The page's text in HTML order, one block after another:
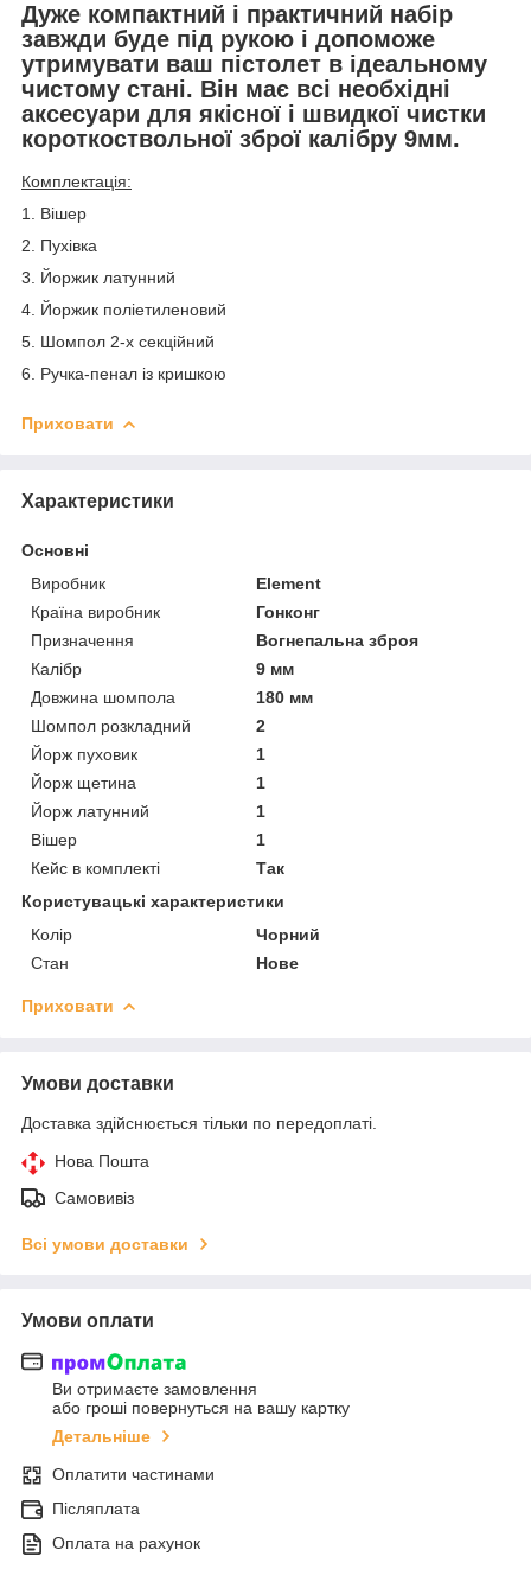
Дуже компактний і практичний набір
завжди буде під рукою і допоможе
утримувати ваш пістолет в ідеальному
чистому стані. Він має всі необхідні
аксесуари для якісної і швидкої чистки
короткоствольної зброї калібру 9мм.
Комплектація:
1. Вішер
2. Пухівка
3. Йоржик латунний
4. Йоржик поліетиленовий
5. Шомпол 2-х секційний
6. Ручка-пенал із кришкою
Приховати
Характеристики
Основні
Виробник
Element
Країна виробник
Гонконг
Призначення
Вогнепальна зброя
Калібр
9 мм
Довжина шомпола
180 мм
Шомпол розкладний
2
Йорж пуховик
1
Йорж щетина
1
Йорж латунний
1
Вішер
1
Кейс в комплекті
Так
Користувацькі характеристики
Колір
Чорний
Стан
Нове
Приховати
Умови доставки
Доставка здійснюється тільки по передоплаті.
Нова Пошта
Самовивіз
Всі умови доставки
Умови оплати
Ви отримаєте замовлення
або гроші повернуться на вашу картку
Детальніше
Оплатити частинами
Післяплата
Оплата на рахунок